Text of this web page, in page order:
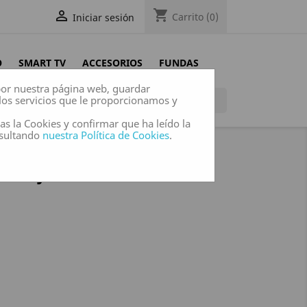
 Iniciar sesión shopping_cart Carrito (0)
SMART TV ACCESORIOS FUNDAS
nuestra página web, guardar
servicios que le proporcionamos y
la Cookies y confirmar que ha leído la
nuestra Política de Cookies.